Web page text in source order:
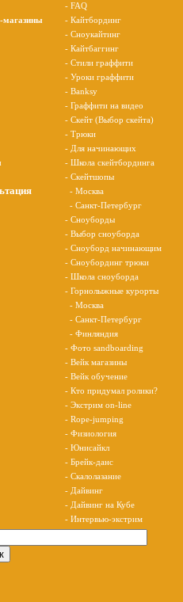
магазины
- FAQ
- Кайтбординг
- Сноукайтинг
- Кайтбаггинг
- Стили граффити
- Уроки граффити
- Banksy
- Граффити на видео
- Скейт (Выбор скейта)
- Трюки
- Для начинающих
- Школа скейтбординга
- Скейтшопы
- Москва
- Санкт-Петербург
- Сноуборды
- Выбор сноуборда
- Сноуборд начинающим
- Сноубординг трюки
- Школа сноуборда
- Горнолыжные курорты
- Москва
- Санкт-Петербург
- Финляндия
- Фото sandboarding
- Вейк магазины
- Вейк обучение
- Кто придумал ролики?
- Экстрим on-line
- Rope-jumping
- Физиология
- Юнисайкл
- Брейк-данс
- Скалолазание
- Дайвинг
- Дайвинг на Кубе
- Интервью-экстрим